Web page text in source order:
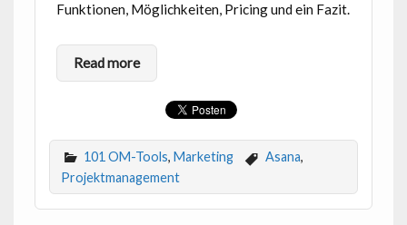
Funktionen, Möglichkeiten, Pricing und ein Fazit.
Read more
101 OM-Tools, Marketing Asana,
Projektmanagement